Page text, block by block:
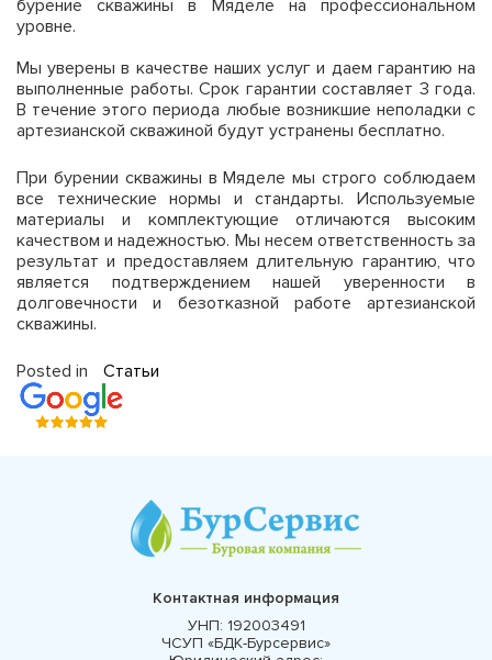
бурение скважины в Мяделе на профессиональном
уровне.
Мы уверены в качестве наших услуг и даем гарантию на
выполненные работы. Срок гарантии составляет 3 года.
В течение этого периода любые возникшие неполадки с
артезианской скважиной будут устранены бесплатно.
При бурении скважины в Мяделе мы строго соблюдаем
все технические нормы и стандарты. Используемые
материалы и комплектующие отличаются высоким
качеством и надежностью. Мы несем ответственность за
результат и предоставляем длительную гарантию, что
является подтверждением нашей уверенности в
долговечности и безотказной работе артезианской
скважины.
Posted in Статьи
Контактная информация
УНП: 192003491
ЧСУП «БДК-Бурсервис»